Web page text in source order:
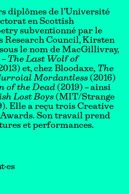
diplômes de l’Université
en Scottish
subventionné par le
Research Council, Kirsten
le nom de MacGillivray,
The Last Wolf of
et, chez Bloodaxe, The
Mordantless (2016)
of the Dead (2019) – ainsi
Lost Boys (MIT/Strange
Elle a reçu trois Creative
Son travail prend
et performances.